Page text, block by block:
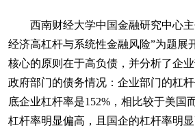
西南财经大学中国金融研究中心
经济高杠杆与系统性金融风险”为题展
核心的原则在于高负债，并分析了企
政府部门的债务情况：企业部门的杠
底企业杠杆率是152%，相比较于美国
杠杆率明显偏高，且国企的杠杆率明